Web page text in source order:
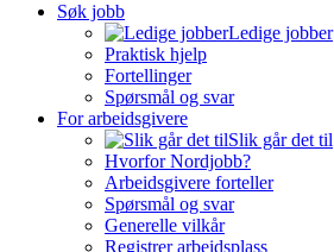
Søk jobb
Ledige jobber
Praktisk hjelp
Fortellinger
Spørsmål og svar
For arbeidsgivere
Slik går det til
Hvorfor Nordjobb?
Arbeidsgivere forteller
Spørsmål og svar
Generelle vilkår
Registrer arbeidsplass